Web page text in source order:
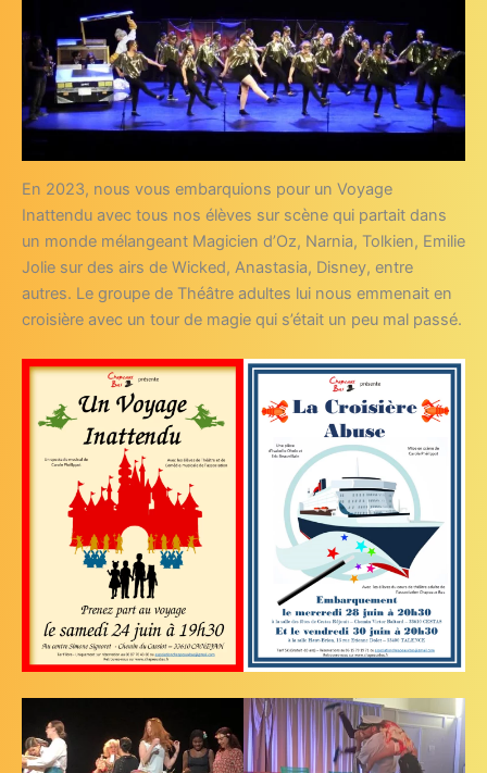
En 2023, nous vous embarquions pour un Voyage
Inattendu avec tous nos élèves sur scène qui partait dans
un monde mélangeant Magicien d’Oz, Narnia, Tolkien, Emilie
Jolie sur des airs de Wicked, Anastasia, Disney, entre
autres. Le groupe de Théâtre adultes lui nous emmenait en
croisière avec un tour de magie qui s’était un peu mal passé.